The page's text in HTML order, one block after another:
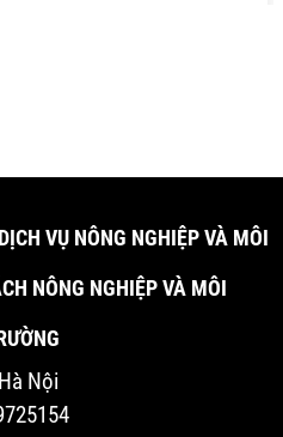
VỤ NÔNG NGHIỆP VÀ MÔI
NÔNG NGHIỆP VÀ MÔI
Nội